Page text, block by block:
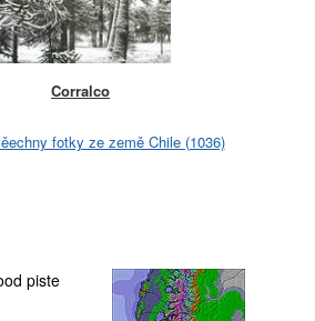
Corralco
fotky ze země Chile (1036)
piste